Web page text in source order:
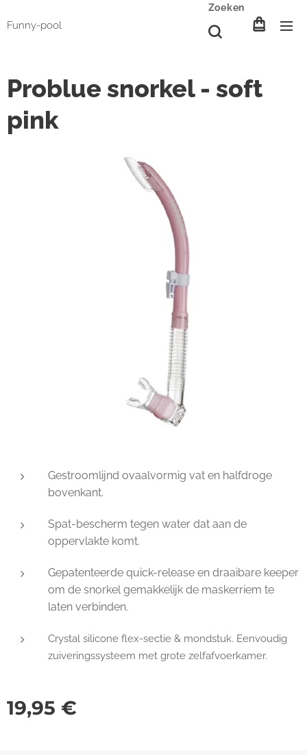
Funny-pool
Zoeken
Problue snorkel - soft
pink
Gestroomlijnd ovaalvormig vat en halfdroge
bovenkant.
Spat-bescherm tegen water dat aan de
oppervlakte komt.
Gepatenteerde quick-release en draaibare keeper
om de snorkel gemakkelijk de maskerriem te
laten verbinden.
Crystal silicone flex-sectie & mondstuk. Eenvoudig
zuiveringssysteem met grote zelfafvoerkamer.
19,95 €